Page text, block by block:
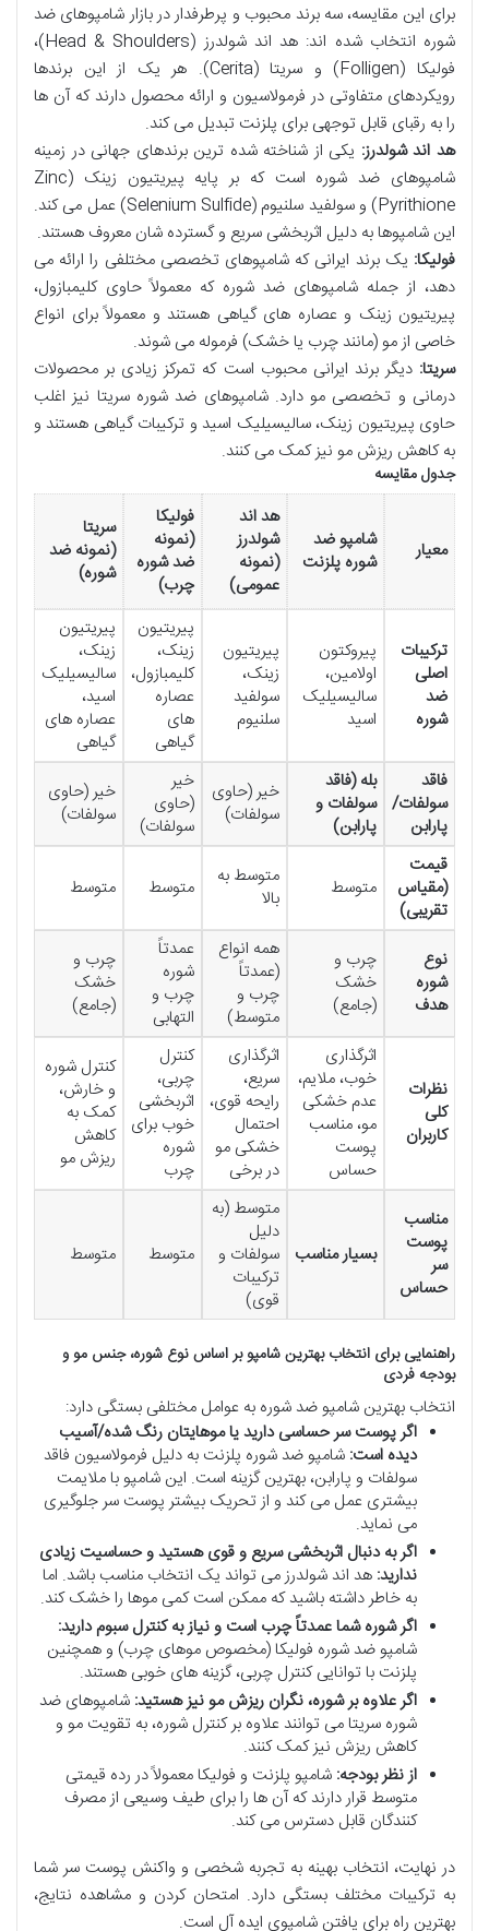
برای این مقایسه، سه برند محبوب و پرطرفدار در بازار شامپوهای ضد
شوره انتخاب شده اند: هد اند شولدرز (Head & Shoulders)
،
فولیکا (Folligen)
و سریتا (Cerita)
. هر یک از این برندها
رویکردهای متفاوتی در فرمولاسیون و ارائه محصول دارند که آن ها
را به رقبای قابل توجهی برای پلزنت تبدیل می کند.
هد اند شولدرز: یکی از شناخته شده ترین برندهای جهانی در زمینه
شامپوهای ضد شوره است که بر پایه پیریتیون زینک (Zinc
Pyrithione) و سولفید سلنیوم (Selenium Sulfide) عمل می کند.
این شامپوها به دلیل اثربخشی سریع و گسترده شان معروف هستند.
فولیکا: یک برند ایرانی که شامپوهای تخصصی مختلفی را ارائه می
دهد، از جمله شامپوهای ضد شوره که معمولاً حاوی کلیمبازول،
پیریتیون زینک و عصاره های گیاهی هستند و معمولاً برای انواع
خاصی از مو (مانند چرب یا خشک) فرموله می شوند.
سریتا: دیگر برند ایرانی محبوب است که تمرکز زیادی بر محصولات
درمانی و تخصصی مو دارد. شامپوهای ضد شوره سریتا نیز اغلب
حاوی پیریتیون زینک، سالیسیلیک اسید و ترکیبات گیاهی هستند و
به کاهش ریزش مو نیز کمک می کنند.
جدول مقایسه
معیار
شامپو ضد
شوره پلزنت
هد اند
شولدرز
(نمونه
عمومی)
فولیکا
(نمونه
ضد شوره
چرب)
سریتا
(نمونه ضد
شوره)
ترکیبات
اصلی
ضد
شوره
پیروکتون
اولامین،
سالیسیلیک
اسید
پیریتیون
زینک،
سولفید
سلنیوم
پیریتیون
زینک،
کلیمبازول،
عصاره
های
گیاهی
پیریتیون
زینک،
سالیسیلیک
اسید،
عصاره های
گیاهی
فاقد
سولفات/
پارابن
بله (فاقد
سولفات و
پارابن)
خیر (حاوی
سولفات)
خیر
(حاوی
سولفات)
خیر (حاوی
سولفات)
قیمت
(مقیاس
تقریبی)
متوسط
متوسط به
بالا
متوسط متوسط
نوع
شوره
هدف
چرب و
خشک
(جامع)
همه انواع
(عمدتاً
چرب و
متوسط)
عمدتاً
شوره
چرب و
التهابی
چرب و
خشک
(جامع)
نظرات
کلی
کاربران
اثرگذاری
خوب، ملایم،
عدم خشکی
مو، مناسب
پوست
حساس
اثرگذاری
سریع،
رایحه قوی،
احتمال
خشکی مو
در برخی
کنترل
چربی،
اثربخشی
خوب برای
شوره
چرب
کنترل شوره
و خارش،
کمک به
کاهش
ریزش مو
مناسب
پوست
سر
حساس
بسیار مناسب
متوسط (به
دلیل
سولفات و
ترکیبات
قوی)
متوسط متوسط
راهنمایی برای انتخاب بهترین شامپو بر اساس نوع شوره، جنس مو و
بودجه فردی
انتخاب بهترین شامپو ضد شوره به عوامل مختلفی بستگی دارد:
اگر پوست سر حساسی دارید یا موهایتان رنگ شده/آسیب
دیده است: شامپو ضد شوره پلزنت به دلیل فرمولاسیون فاقد
سولفات و پارابن، بهترین گزینه است. این شامپو با ملایمت
بیشتری عمل می کند و از تحریک بیشتر پوست سر جلوگیری
می نماید.
اگر به دنبال اثربخشی سریع و قوی هستید و حساسیت زیادی
ندارید: هد اند شولدرز می تواند یک انتخاب مناسب باشد. اما
به خاطر داشته باشید که ممکن است کمی موها را خشک کند.
اگر شوره شما عمدتاً چرب است و نیاز به کنترل سبوم دارید:
شامپو ضد شوره فولیکا (مخصوص موهای چرب) و همچنین
پلزنت با توانایی کنترل چربی، گزینه های خوبی هستند.
اگر علاوه بر شوره، نگران ریزش مو نیز هستید: شامپوهای ضد
شوره سریتا می توانند علاوه بر کنترل شوره، به تقویت مو و
کاهش ریزش نیز کمک کنند.
از نظر بودجه: شامپو پلزنت و فولیکا معمولاً در رده قیمتی
متوسط قرار دارند که آن ها را برای طیف وسیعی از مصرف
کنندگان قابل دسترس می کند.
در نهایت، انتخاب بهینه به تجربه شخصی و واکنش پوست سر شما
به ترکیبات مختلف بستگی دارد. امتحان کردن و مشاهده نتایج،
بهترین راه برای یافتن شامپوی ایده آل است.